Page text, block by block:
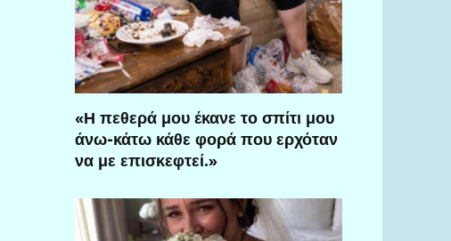
«Η πεθερά μου έκανε το σπίτι μου
άνω-κάτω κάθε φορά που ερχόταν
να με επισκεφτεί.»